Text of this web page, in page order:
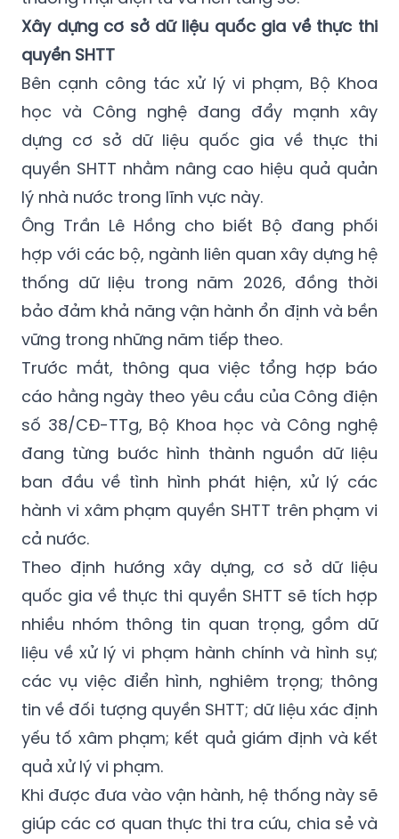
Xây dựng cơ sở dữ liệu quốc gia về thực thi
quyền SHTT
Bên cạnh công tác xử lý vi phạm, Bộ Khoa
học và Công nghệ đang đẩy mạnh xây
dựng cơ sở dữ liệu quốc gia về thực thi
quyền SHTT nhằm nâng cao hiệu quả quản
lý nhà nước trong lĩnh vực này.
Ông Trần Lê Hồng cho biết Bộ đang phối
hợp với các bộ, ngành liên quan xây dựng hệ
thống dữ liệu trong năm 2026, đồng thời
bảo đảm khả năng vận hành ổn định và bền
vững trong những năm tiếp theo.
Trước mắt, thông qua việc tổng hợp báo
cáo hằng ngày theo yêu cầu của Công điện
số 38/CĐ-TTg, Bộ Khoa học và Công nghệ
đang từng bước hình thành nguồn dữ liệu
ban đầu về tình hình phát hiện, xử lý các
hành vi xâm phạm quyền SHTT trên phạm vi
cả nước.
Theo định hướng xây dựng, cơ sở dữ liệu
quốc gia về thực thi quyền SHTT sẽ tích hợp
nhiều nhóm thông tin quan trọng, gồm dữ
liệu về xử lý vi phạm hành chính và hình sự;
các vụ việc điển hình, nghiêm trọng; thông
tin về đối tượng quyền SHTT; dữ liệu xác định
yếu tố xâm phạm; kết quả giám định và kết
quả xử lý vi phạm.
Khi được đưa vào vận hành, hệ thống này sẽ
giúp các cơ quan thực thi tra cứu, chia sẻ và